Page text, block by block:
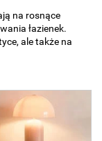
na rosnące
łazienek.
ale także na